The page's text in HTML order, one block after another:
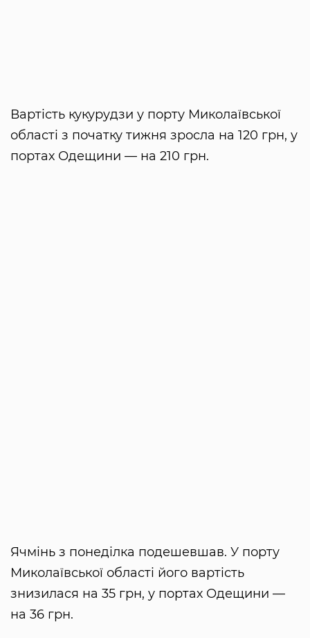
Вартість кукурудзи у порту Миколаївської
області з початку тижня зросла на 120 грн, у
портах Одещини — на 210 грн.
Ячмінь з понеділка подешевшав. У порту
Миколаївської області його вартість
знизилася на 35 грн, у портах Одещини —
на 36 грн.